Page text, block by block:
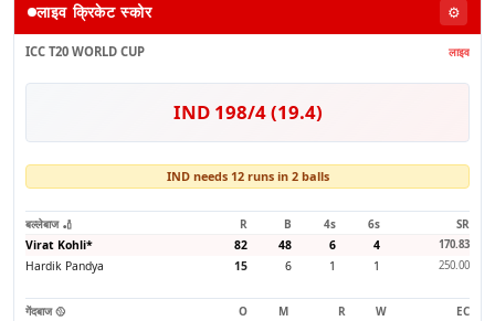
लाइव क्रिकेट स्कोर ⚙️
ICC T20 WORLD CUP लाइव
IND 198/4 (19.4)
IND needs 12 runs in 2 balls
बल्लेबाज 🏏 R B 4s 6s
SR
Virat Kohli* 82 48 6 4 170.83
Hardik Pandya 15 6 1 1 250.00
गेंदबाज 🥎 O M R W
EC